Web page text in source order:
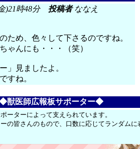
)21時48分 投稿者ななえ
ため、色々して下さるのですね。
ゃんにも・・・（笑）
」見ましたよ。
すね。
獣医師広報板サポーター◆
ーターによって支えられています。
の皆さんのもので、口数に応じてランダムに